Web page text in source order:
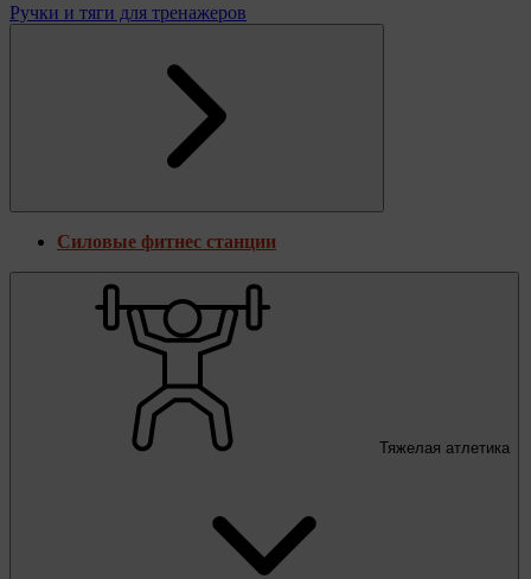
Ручки и тяги для тренажеров
Силовые фитнес станции
Тяжелая атлетика